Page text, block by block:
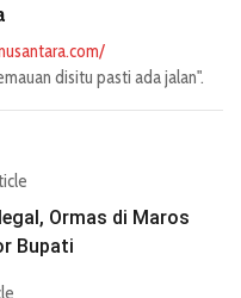
disitu pasti ada jalan".
Ormas di Maros
Bupati